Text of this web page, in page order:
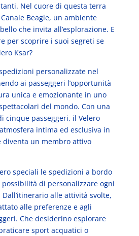
Nel cuore di questa terra
Beagle, un ambiente
che invita all’esplorazione. E
per scoprire i suoi segreti se
Ksar?
personalizzate nel
ai passeggeri l’opportunità
unica e emozionante in uno
del mondo. Con una
cinque passeggeri, il Velero
intima ed esclusiva in
diventa un membro attivo
speciali le spedizioni a bordo
possibilità di personalizzare ogni
alle attività svolte,
alle preferenze e agli
Che desiderino esplorare
sport acquatici o